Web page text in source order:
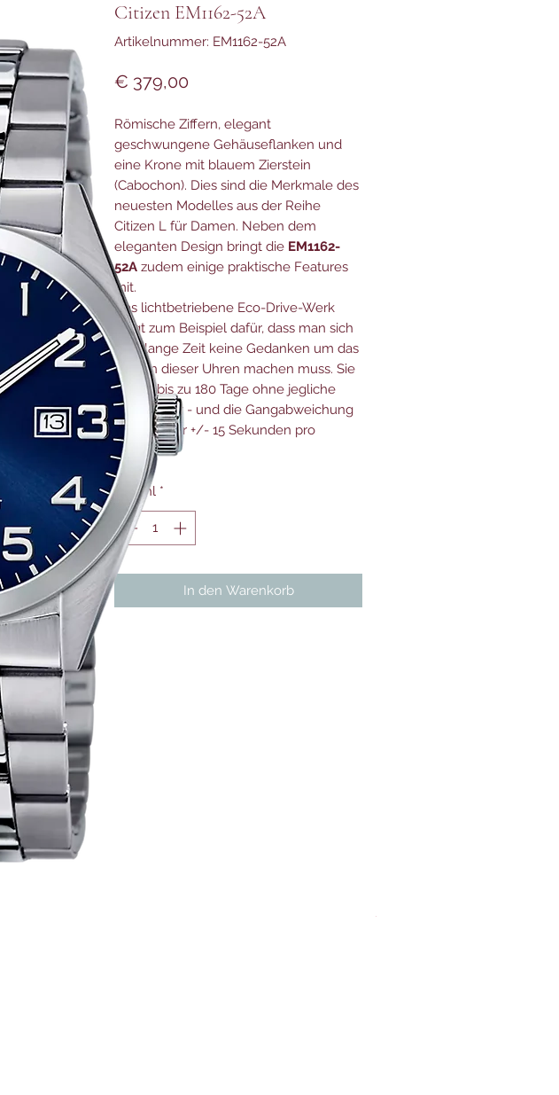
Citizen EM1162-52A
Artikelnummer: EM1162-52A
€ 379,00Preis
Römische Ziffern, elegant
geschwungene Gehäuseflanken und
eine Krone mit blauem Zierstein
(Cabochon). Dies sind die Merkmale des
neuesten Modelles aus der Reihe
Citizen L für Damen. Neben dem
eleganten Design bringt die EM1162-
52A zudem einige praktische Features
mit.
Das lichtbetriebene Eco-Drive-Werk
sorgt zum Beispiel dafür, dass man sich
sehr lange Zeit keine Gedanken um das
Stellen dieser Uhren machen muss. Sie
laufen bis zu 180 Tage ohne jegliche
Lichtzufuhr - und die Gangabweichung
liegt bei nur +/- 15 Sekunden pro
Monat.
Anzahl *
In den Warenkorb
Preis
€ 299,00